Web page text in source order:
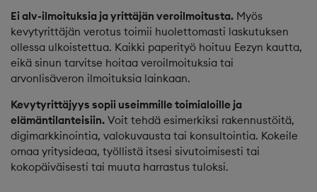
Ei alv-ilmoituksia ja yrittäjän veroilmoitusta. Myös
kevytyrittäjän verotus toimii huolettomasti laskutuksen
ollessa ulkoistettua. Kaikki paperityö hoituu Eezyn kautta,
eikä sinun tarvitse hoitaa veroilmoituksia tai
arvonlisäveron ilmoituksia lainkaan.
Kevytyrittäjyys sopii useimmille toimialoille ja
elämäntilanteisiin. Voit tehdä esimerkiksi rakennustöitä,
digimarkkinointia, valokuvausta tai konsultointia. Kokeile
omaa yritysideaa, työllistä itsesi sivutoimisesti tai
kokopäiväisesti tai muuta harrastus tuloksi.